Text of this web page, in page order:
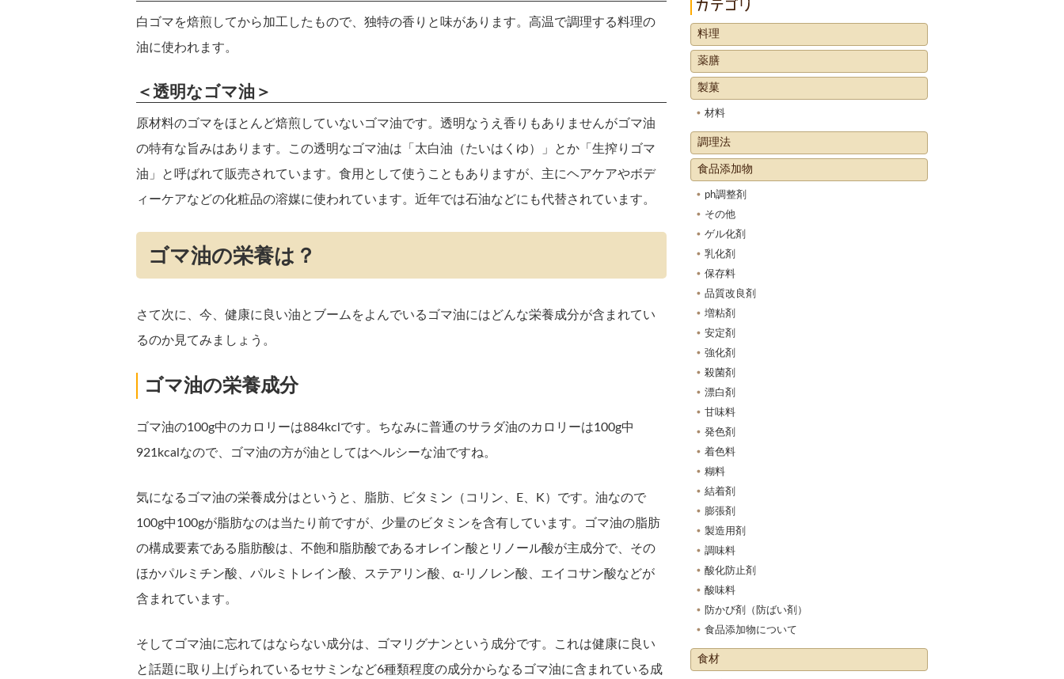
白ゴマを焙煎してから加工したもので、独特の香りと味があります。高温で調理する料理の
油に使われます。
＜透明なゴマ油＞
原材料のゴマをほとんど焙煎していないゴマ油です。透明なうえ香りもありませんがゴマ油
の特有な旨みはあります。この透明なゴマ油は「太白油（たいはくゆ）」とか「生搾りゴマ
油」と呼ばれて販売されています。食用として使うこともありますが、主にヘアケアやボデ
ィーケアなどの化粧品の溶媒に使われています。近年では石油などにも代替されています。
ゴマ油の栄養は？
さて次に、今、健康に良い油とブームをよんでいるゴマ油にはどんな栄養成分が含まれてい
るのか見てみましょう。
ゴマ油の栄養成分
ゴマ油の100g中のカロリーは884kclです。ちなみに普通のサラダ油のカロリーは100g中
921kcalなので、ゴマ油の方が油としてはヘルシーな油ですね。
気になるゴマ油の栄養成分はというと、脂肪、ビタミン（コリン、E、K）です。油なので
100g中100gが脂肪なのは当たり前ですが、少量のビタミンを含有しています。ゴマ油の脂肪
の構成要素である脂肪酸は、不飽和脂肪酸であるオレイン酸とリノール酸が主成分で、その
ほかパルミチン酸、パルミトレイン酸、ステアリン酸、α-リノレン酸、エイコサン酸などが
含まれています。
そしてゴマ油に忘れてはならない成分は、ゴマリグナンという成分です。これは健康に良い
と話題に取り上げられているセサミンなど6種類程度の成分からなるゴマ油に含まれている成
料理
薬膳
製菓
材料
調理法
食品添加物
ph調整剤
その他
ゲル化剤
乳化剤
保存料
品質改良剤
増粘剤
安定剤
強化剤
殺菌剤
漂白剤
甘味料
発色剤
着色料
糊料
結着剤
膨張剤
製造用剤
調味料
酸化防止剤
酸味料
防かび剤（防ばい剤）
食品添加物について
食材